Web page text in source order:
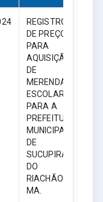
REGISTRO
DE PREÇO
PARA
AQUISIÇÃO
DE
MERENDA
ESCOLAR
PARA A
PREFEITURA
MUNICIPAL
DE
SUCUPIRA
DO
RIACHÃO -
MA.